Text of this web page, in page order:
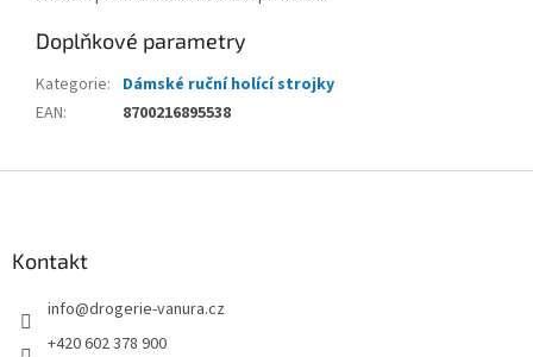
Doplňkové parametry
Kategorie: Dámské ruční holící strojky
EAN: 8700216895538
Kontakt
info@drogerie-vanura.cz
+420 602 378 900